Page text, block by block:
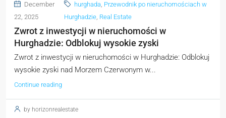
December
22, 2025
hurghada, Przewodnik po nieruchomościach w
Hurghadzie, Real Estate
Zwrot z inwestycji w nieruchomości w
Hurghadzie: Odblokuj wysokie zyski
Zwrot z inwestycji w nieruchomości w Hurghadzie: Odblokuj
wysokie zyski nad Morzem Czerwonym w...
Continue reading
by horizonrealestate